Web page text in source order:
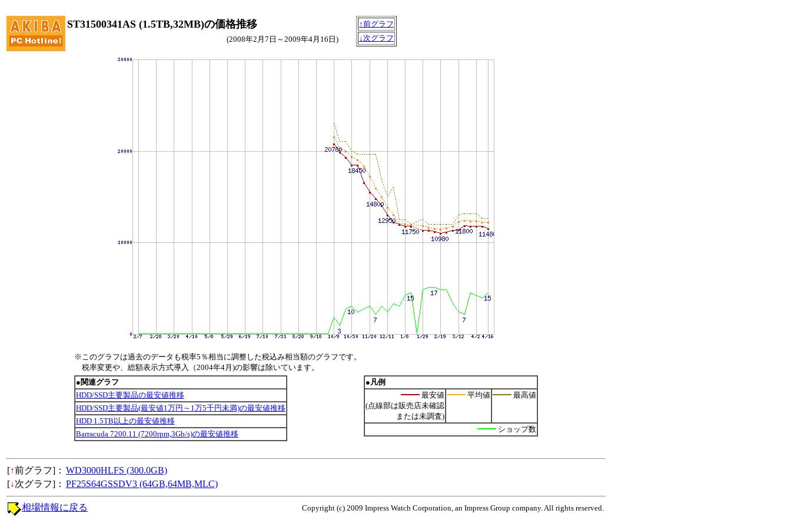
ST31500341AS (1.5TB,32MB)の価格推移
↑前グラフ
↓次グラフ
(2008年2月7日～2009年4月16日)
※このグラフは過去のデータも税率5％相当に調整した税込み相当額のグラフです。
税率変更や、総額表示方式導入（2004年4月)の影響は除いています。
●関連グラフ
HDD/SSD主要製品の最安値推移
HDD/SSD主要製品(最安値1万円～1万5千円未満)の最安値推移
HDD 1.5TB以上の最安値推移
Barracuda 7200.11 (7200rpm,3Gb/s)の最安値推移
●凡例
最安値
(点線部は販売店未確認
または未調査)
平均値 最高値
ショップ数
[↑前グラフ]： WD3000HLFS (300.0GB)
[↓次グラフ]： PF25S64GSSDV3 (64GB,64MB,MLC)
Copyright (c) 2009 Impress Watch Corporation, an Impress Group company. All rights reserved.
相場情報に戻る